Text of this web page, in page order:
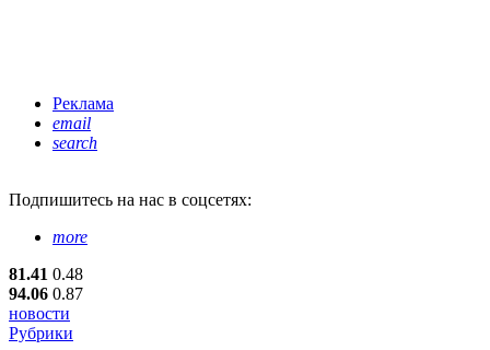
Реклама
email
search
Подпишитесь на нас в соцсетях:
more
81.41 0.48
94.06 0.87
новости
Рубрики